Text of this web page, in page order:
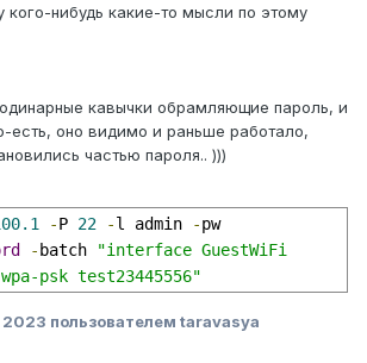
кого-нибудь какие-то мысли по этому
кавычки обрамляющие пароль, и
есть, оно видимо и раньше работало,
частью пароля.. )))
-P 22 -l admin -
pw
- batch
"interface GuestWiFi
psk test23445556"
2023 пользователем taravasya